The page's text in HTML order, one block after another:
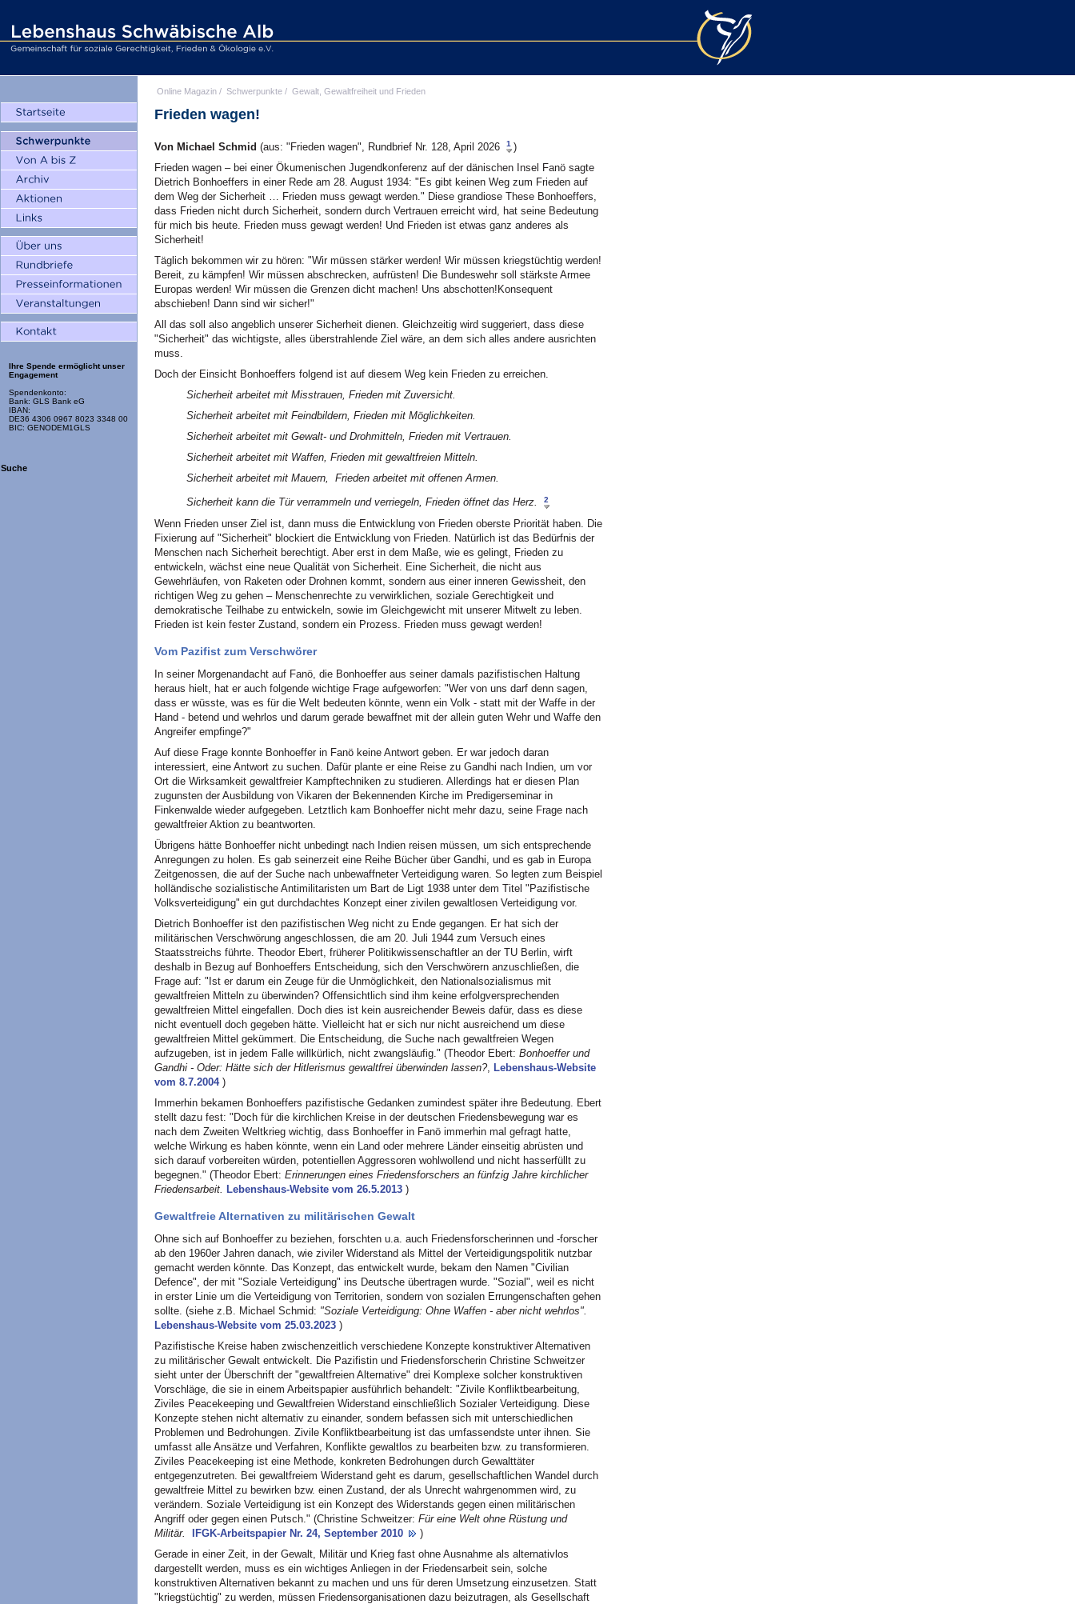
Ihre Spende ermöglicht unser
Engagement
Spendenkonto:
Bank: GLS Bank eG
IBAN:
DE36 4306 0967 8023 3348 00
BIC: GENODEM1GLS
Suche
Online Magazin / Schwerpunkte / Gewalt, Gewaltfreiheit und Frieden
Frieden wagen!
Von Michael Schmid (aus: "Frieden wagen", Rundbrief Nr. 128, April 2026 1 )
Frieden wagen – bei einer Ökumenischen Jugendkonferenz auf der dänischen Insel Fanö sagte
Dietrich Bonhoeffers in einer Rede am 28. August 1934: "Es gibt keinen Weg zum Frieden auf
dem Weg der Sicherheit … Frieden muss gewagt werden." Diese grandiose These Bonhoeffers,
dass Frieden nicht durch Sicherheit, sondern durch Vertrauen erreicht wird, hat seine Bedeutung
für mich bis heute. Frieden muss gewagt werden! Und Frieden ist etwas ganz anderes als
Sicherheit!
Täglich bekommen wir zu hören: "Wir müssen stärker werden! Wir müssen kriegstüchtig werden!
Bereit, zu kämpfen! Wir müssen abschrecken, aufrüsten! Die Bundeswehr soll stärkste Armee
Europas werden! Wir müssen die Grenzen dicht machen! Uns abschotten!Konsequent
abschieben! Dann sind wir sicher!"
All das soll also angeblich unserer Sicherheit dienen. Gleichzeitig wird suggeriert, dass diese
"Sicherheit" das wichtigste, alles überstrahlende Ziel wäre, an dem sich alles andere ausrichten
muss.
Doch der Einsicht Bonhoeffers folgend ist auf diesem Weg kein Frieden zu erreichen.
Sicherheit arbeitet mit Misstrauen, Frieden mit Zuversicht.
Sicherheit arbeitet mit Feindbildern, Frieden mit Möglichkeiten.
Sicherheit arbeitet mit Gewalt- und Drohmitteln, Frieden mit Vertrauen.
Sicherheit arbeitet mit Waffen, Frieden mit gewaltfreien Mitteln.
Sicherheit arbeitet mit Mauern, Frieden arbeitet mit offenen Armen.
Sicherheit kann die Tür verrammeln und verriegeln, Frieden öffnet das Herz. 2
Wenn Frieden unser Ziel ist, dann muss die Entwicklung von Frieden oberste Priorität haben. Die
Fixierung auf "Sicherheit" blockiert die Entwicklung von Frieden. Natürlich ist das Bedürfnis der
Menschen nach Sicherheit berechtigt. Aber erst in dem Maße, wie es gelingt, Frieden zu
entwickeln, wächst eine neue Qualität von Sicherheit. Eine Sicherheit, die nicht aus
Gewehrläufen, von Raketen oder Drohnen kommt, sondern aus einer inneren Gewissheit, den
richtigen Weg zu gehen – Menschenrechte zu verwirklichen, soziale Gerechtigkeit und
demokratische Teilhabe zu entwickeln, sowie im Gleichgewicht mit unserer Mitwelt zu leben.
Frieden ist kein fester Zustand, sondern ein Prozess. Frieden muss gewagt werden!
Vom Pazifist zum Verschwörer
In seiner Morgenandacht auf Fanö, die Bonhoeffer aus seiner damals pazifistischen Haltung
heraus hielt, hat er auch folgende wichtige Frage aufgeworfen: "Wer von uns darf denn sagen,
dass er wüsste, was es für die Welt bedeuten könnte, wenn ein Volk - statt mit der Waffe in der
Hand - betend und wehrlos und darum gerade bewaffnet mit der allein guten Wehr und Waffe den
Angreifer empfinge?"
Auf diese Frage konnte Bonhoeffer in Fanö keine Antwort geben. Er war jedoch daran
interessiert, eine Antwort zu suchen. Dafür plante er eine Reise zu Gandhi nach Indien, um vor
Ort die Wirksamkeit gewaltfreier Kampftechniken zu studieren. Allerdings hat er diesen Plan
zugunsten der Ausbildung von Vikaren der Bekennenden Kirche im Predigerseminar in
Finkenwalde wieder aufgegeben. Letztlich kam Bonhoeffer nicht mehr dazu, seine Frage nach
gewaltfreier Aktion zu beantworten.
Übrigens hätte Bonhoeffer nicht unbedingt nach Indien reisen müssen, um sich entsprechende
Anregungen zu holen. Es gab seinerzeit eine Reihe Bücher über Gandhi, und es gab in Europa
Zeitgenossen, die auf der Suche nach unbewaffneter Verteidigung waren. So legten zum Beispiel
holländische sozialistische Antimilitaristen um Bart de Ligt 1938 unter dem Titel "Pazifistische
Volksverteidigung" ein gut durchdachtes Konzept einer zivilen gewaltlosen Verteidigung vor.
Dietrich Bonhoeffer ist den pazifistischen Weg nicht zu Ende gegangen. Er hat sich der
militärischen Verschwörung angeschlossen, die am 20. Juli 1944 zum Versuch eines
Staatsstreichs führte. Theodor Ebert, früherer Politikwissenschaftler an der TU Berlin, wirft
deshalb in Bezug auf Bonhoeffers Entscheidung, sich den Verschwörern anzuschließen, die
Frage auf: "Ist er darum ein Zeuge für die Unmöglichkeit, den Nationalsozialismus mit
gewaltfreien Mitteln zu überwinden? Offensichtlich sind ihm keine erfolgversprechenden
gewaltfreien Mittel eingefallen. Doch dies ist kein ausreichender Beweis dafür, dass es diese
nicht eventuell doch gegeben hätte. Vielleicht hat er sich nur nicht ausreichend um diese
gewaltfreien Mittel gekümmert. Die Entscheidung, die Suche nach gewaltfreien Wegen
aufzugeben, ist in jedem Falle willkürlich, nicht zwangsläufig." (Theodor Ebert: Bonhoeffer und
Gandhi - Oder: Hätte sich der Hitlerismus gewaltfrei überwinden lassen?, Lebenshaus-Website
vom 8.7.2004 )
Immerhin bekamen Bonhoeffers pazifistische Gedanken zumindest später ihre Bedeutung. Ebert
stellt dazu fest: "Doch für die kirchlichen Kreise in der deutschen Friedensbewegung war es
nach dem Zweiten Weltkrieg wichtig, dass Bonhoeffer in Fanö immerhin mal gefragt hatte,
welche Wirkung es haben könnte, wenn ein Land oder mehrere Länder einseitig abrüsten und
sich darauf vorbereiten würden, potentiellen Aggressoren wohlwollend und nicht hasserfüllt zu
begegnen." (Theodor Ebert: Erinnerungen eines Friedensforschers an fünfzig Jahre kirchlicher
Friedensarbeit. Lebenshaus-Website vom 26.5.2013 )
Gewaltfreie Alternativen zu militärischen Gewalt
Ohne sich auf Bonhoeffer zu beziehen, forschten u.a. auch Friedensforscherinnen und -forscher
ab den 1960er Jahren danach, wie ziviler Widerstand als Mittel der Verteidigungspolitik nutzbar
gemacht werden könnte. Das Konzept, das entwickelt wurde, bekam den Namen "Civilian
Defence", der mit "Soziale Verteidigung" ins Deutsche übertragen wurde. "Sozial", weil es nicht
in erster Linie um die Verteidigung von Territorien, sondern von sozialen Errungenschaften gehen
sollte. (siehe z.B. Michael Schmid: "Soziale Verteidigung: Ohne Waffen - aber nicht wehrlos".
Lebenshaus-Website vom 25.03.2023 )
Pazifistische Kreise haben zwischenzeitlich verschiedene Konzepte konstruktiver Alternativen
zu militärischer Gewalt entwickelt. Die Pazifistin und Friedensforscherin Christine Schweitzer
sieht unter der Überschrift der "gewaltfreien Alternative" drei Komplexe solcher konstruktiven
Vorschläge, die sie in einem Arbeitspapier ausführlich behandelt: "Zivile Konfliktbearbeitung,
Ziviles Peacekeeping und Gewaltfreien Widerstand einschließlich Sozialer Verteidigung. Diese
Konzepte stehen nicht alternativ zu einander, sondern befassen sich mit unterschiedlichen
Problemen und Bedrohungen. Zivile Konfliktbearbeitung ist das umfassendste unter ihnen. Sie
umfasst alle Ansätze und Verfahren, Konflikte gewaltlos zu bearbeiten bzw. zu transformieren.
Ziviles Peacekeeping ist eine Methode, konkreten Bedrohungen durch Gewalttäter
entgegenzutreten. Bei gewaltfreiem Widerstand geht es darum, gesellschaftlichen Wandel durch
gewaltfreie Mittel zu bewirken bzw. einen Zustand, der als Unrecht wahrgenommen wird, zu
verändern. Soziale Verteidigung ist ein Konzept des Widerstands gegen einen militärischen
Angriff oder gegen einen Putsch." (Christine Schweitzer: Für eine Welt ohne Rüstung und
Militär.
IFGK-Arbeitspapier Nr. 24, September 2010
)
Gerade in einer Zeit, in der Gewalt, Militär und Krieg fast ohne Ausnahme als alternativlos
dargestellt werden, muss es ein wichtiges Anliegen in der Friedensarbeit sein, solche
konstruktiven Alternativen bekannt zu machen und uns für deren Umsetzung einzusetzen. Statt
"kriegstüchtig" zu werden, müssen Friedensorganisationen dazu beizutragen, als Gesellschaft